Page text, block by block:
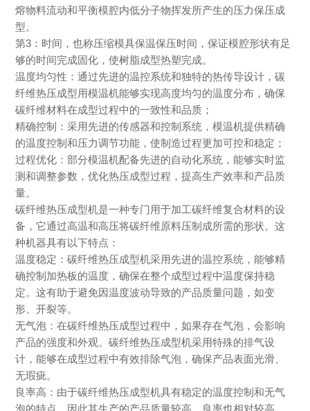
熔物料流动和平衡模腔内低分子物挥发所产生的压力保压成
型。
第3：时间，也称压缩模具保温保压时间，保证模腔形状有足
够的时间完成固化，使树脂成型热塑完成。
温度均匀性：通过先进的温控系统和独特的热传导设计，碳
纤维热压成型用模温机能够实现高度均匀的温度分布，确保
碳纤维材料在成型过程中的一致性和品质；
精确控制：采用先进的传感器和控制系统，模温机提供精确
的温度控制和压力调节功能，使制造过程更加可控和稳定；
过程优化：部分模温机配备先进的自动化系统，能够实时监
测和调整参数，优化热压成型过程，提高生产效率和产品质
量。
碳纤维热压成型机是一种专门用于加工碳纤维复合材料的设
备，它通过高温和高压将碳纤维原料压制成所需的形状。这
种机器具有以下特点：
温度稳定：碳纤维热压成型机采用先进的温控系统，能够精
确控制加热板的温度，确保在整个成型过程中温度保持稳
定。这有助于避免因温度波动导致的产品质量问题，如变
形、开裂等。
无气泡：在碳纤维热压成型过程中，如果存在气泡，会影响
产品的强度和外观。碳纤维热压成型机采用特殊的排气设
计，能够在成型过程中有效排除气泡，确保产品表面光滑、
无瑕疵。
良率高：由于碳纤维热压成型机具有稳定的温度控制和无气
泡的特点，因此其生产的产品质量较高，良率也相对较高。